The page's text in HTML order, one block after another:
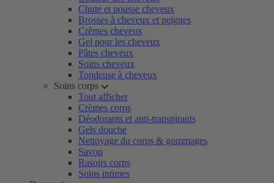
Chute et pousse cheveux
Brosses à cheveux et peignes
Crèmes cheveux
Gel pour les cheveux
Pâtes cheveux
Soins cheveux
Tondeuse à cheveux
Soins corps
Tout afficher
Crèmes corps
Déodorants et anti-transpirants
Gels douche
Nettoyage du corps & gommages
Savon
Rasoirs corps
Soins intimes